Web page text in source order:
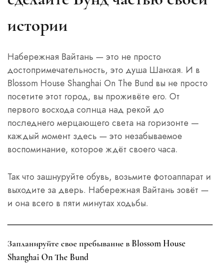
истории
Набережная Вайтань — это не просто
достопримечательность, это душа Шанхая. И в
Blossom House Shanghai On The Bund вы не просто
посетите этот город, вы проживёте его. От
первого восхода солнца над рекой до
последнего мерцающего света на горизонте —
каждый момент здесь — это незабываемое
воспоминание, которое ждёт своего часа.
Так что зашнуруйте обувь, возьмите фотоаппарат и
выходите за дверь. Набережная Вайтань зовёт —
и она всего в пяти минутах ходьбы.
Запланируйте свое пребывание в Blossom House
Shanghai On The Bund